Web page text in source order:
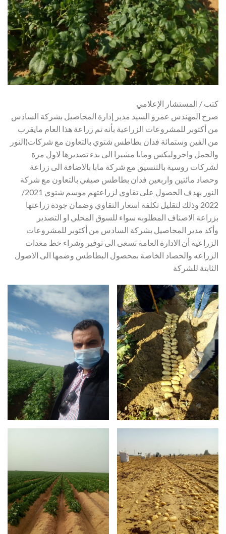
كتب / المستشار الإعلامي
صرح المهندس عمرو السيد مدير إدارة المحاصيل بشركة السادس
من أكتوبر للمشروعات الزراعية بأنه تم زراعة هذا العام مايقرب
من الفين وستمائة فدان بطاطس شتوي بالتعاون مع شركات(النور
والجمل واجروليكس ومابا مشيرا الى بدء تصديرها لاول مرة
لشركات روسية بالتنسيق مع شركة مابا بالاضافة الى زراعة
وحصاد مائتين واربعين فدان بطاطس صيفي بالتعاون مع شركة
النور بهدف الحصول على تقاوي لزراعتهم موسم شتوي 2021/
2022 وذلك لتقليل تكلفة اسعار التقاوي وضمان جودة زراعتها
بزراعة الاصناف المطلوبه سواء للسوق المحلي او التصدير
وأكد مدير المحاصيل بشركة السادس من أكتوبر للمشروعات
الزراعية أن الادارة العامة تسعى الى توفير وشراء خط معدات
الزراعه والحصاد الخاصة بمحصول البطاطس وضمها الى الاصول
الثابتة للشركة